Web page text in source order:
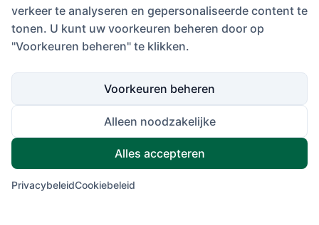
Postbus 70, 2200 AB Noordwijk
Randweg 25, 2204 AL Noordwijk
Caddiemaster: 0252-373763 (starttijden)
Secretariaat: 0252-373761
secretariaat@noordwijksegolfclub.nl
verkeer te analyseren en gepersonaliseerde content te
tonen. U kunt uw voorkeuren beheren door op
"Voorkeuren beheren" te klikken.
Voorkeuren beheren
Alleen noodzakelijke
Alles accepteren
PrivacybeleidCookiebeleid